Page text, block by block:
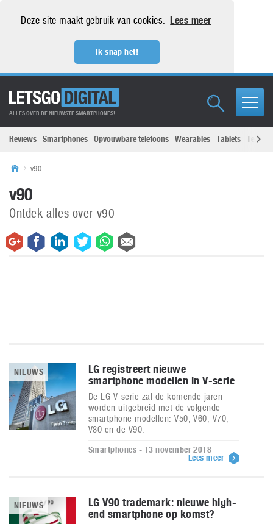
Deze site maakt gebruik van cookies. Lees meer
Ik snap het!
ALLES OVER DE NIEUWSTE SMARTPHONES!
Reviews Smartphones Opvouwbare telefoons Wearables Tablets
v90
v90
Ontdek alles over v90
NIEUWS
LG registreert nieuwe
smartphone modellen in V-serie
De LG V-serie zal de komende jaren
worden uitgebreid met de volgende
smartphone modellen: V50, V60, V70,
V80 en de V90.
Smartphones - 13 november 2018
Lees meer
NIEUWS
LG V90 trademark: nieuwe high-
end smartphone op komst?